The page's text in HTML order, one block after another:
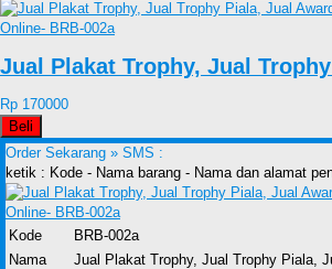
Jual Plakat Trophy, Jual
Rp 170000
Beli
Order Sekarang » SMS :
ketik : Kode - Nama barang - Nama dan alamat
Kode
BRB-002a
Nama
Jual Plakat Trophy, Jual Trophy Piala,